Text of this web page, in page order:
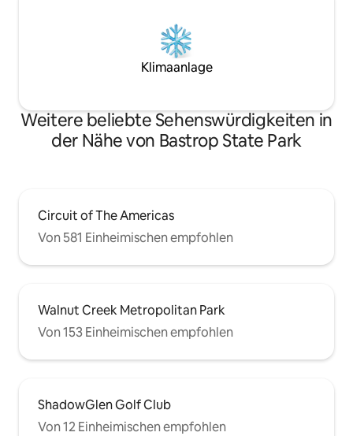
Klimaanlage
Weitere beliebte Sehenswürdigkeiten in
der Nähe von Bastrop State Park
Circuit of The Americas
Von 581 Einheimischen empfohlen
Walnut Creek Metropolitan Park
Von 153 Einheimischen empfohlen
ShadowGlen Golf Club
Von 12 Einheimischen empfohlen